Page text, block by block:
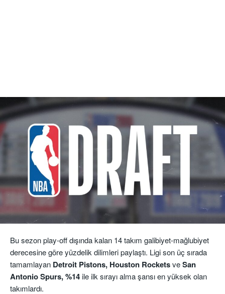
Bu sezon play-off dışında kalan 14 takım galibiyet-mağlubiyet
derecesine göre yüzdelik dilimleri paylaştı. Ligi son üç sırada
tamamlayan Detroit Pistons, Houston RocketsveSan
Antonio Spurs, %14ile ilk sırayı alma şansı en yüksek olan
takımlardı.